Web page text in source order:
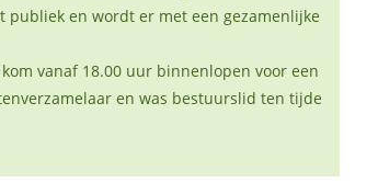
publiek en wordt er met een gezamenlijke
vanaf 18.00 uur binnenlopen voor een
en was bestuurslid ten tijde